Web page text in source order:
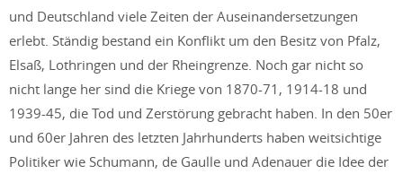
und Deutschland viele Zeiten der Auseinandersetzungen
erlebt. Ständig bestand ein Konflikt um den Besitz von Pfalz,
Elsaß, Lothringen und der Rheingrenze. Noch gar nicht so
nicht lange her sind die Kriege von 1870-71, 1914-18 und
1939-45, die Tod und Zerstörung gebracht haben. In den 50er
und 60er Jahren des letzten Jahrhunderts haben weitsichtige
Politiker wie Schumann, de Gaulle und Adenauer die Idee der